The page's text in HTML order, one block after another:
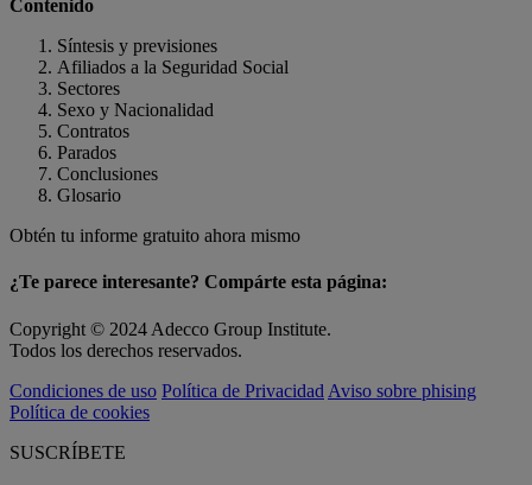
Contenido
Síntesis y previsiones
Afiliados a la Seguridad Social
Sectores
Sexo y Nacionalidad
Contratos
Parados
Conclusiones
Glosario
Obtén tu informe gratuito ahora mismo
¿Te parece interesante? Compárte esta página:
Copyright © 2024 Adecco Group Institute.
Todos los derechos reservados.
Condiciones de uso Política de Privacidad Aviso sobre phising
Política de cookies
SUSCRÍBETE